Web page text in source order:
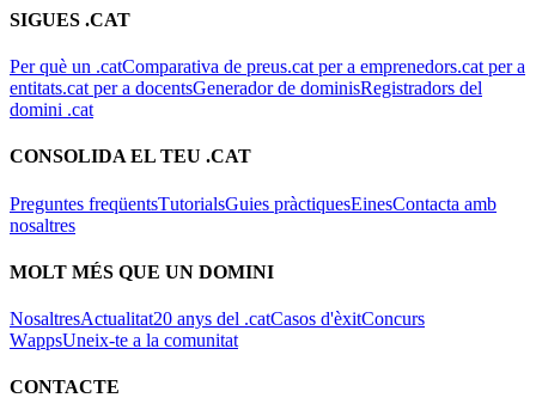
SIGUES .CAT
Per què un .catComparativa de preus.cat per a emprenedors.cat per a
entitats.cat per a docentsGenerador de dominisRegistradors del
domini .cat
CONSOLIDA EL TEU .CAT
Preguntes freqüentsTutorialsGuies pràctiquesEinesContacta amb
nosaltres
MOLT MÉS QUE UN DOMINI
NosaltresActualitat20 anys del .catCasos d'èxitConcurs
WappsUneix-te a la comunitat
CONTACTE